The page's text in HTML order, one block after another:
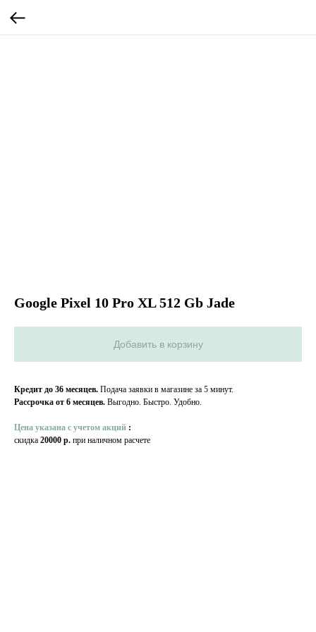
Google Pixel 10 Pro XL 512 Gb Jade
Добавить в корзину
Кредит до 36 месяцев. Подача заявки в магазине за 5 минут.
Рассрочка от 6 месяцев. Выгодно. Быстро. Удобно.
Цена указана с учетом акций :
скидка 20000 р. при наличном расчете